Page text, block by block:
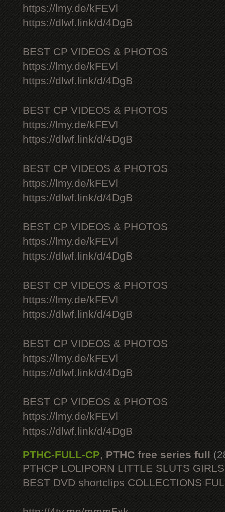
https://lmy.de/kFEVl
https://dlwf.link/d/4DgB
BEST CP VIDEOS & PHOTOS
https://lmy.de/kFEVl
https://dlwf.link/d/4DgB
BEST CP VIDEOS & PHOTOS
https://lmy.de/kFEVl
https://dlwf.link/d/4DgB
BEST CP VIDEOS & PHOTOS
https://lmy.de/kFEVl
https://dlwf.link/d/4DgB
BEST CP VIDEOS & PHOTOS
https://lmy.de/kFEVl
https://dlwf.link/d/4DgB
BEST CP VIDEOS & PHOTOS
https://lmy.de/kFEVl
https://dlwf.link/d/4DgB
BEST CP VIDEOS & PHOTOS
https://lmy.de/kFEVl
https://dlwf.link/d/4DgB
BEST CP VIDEOS & PHOTOS
https://lmy.de/kFEVl
https://dlwf.link/d/4DgB
PTHC-FULL-CP, PTHC free series full
PTHCP LOLIPORN LITTLE SLUTS
BEST DVD shortclips COLLECTIONS